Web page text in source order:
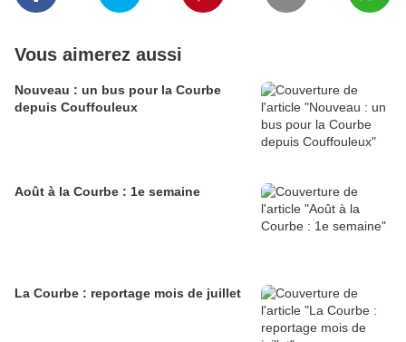
Vous aimerez aussi
Nouveau : un bus pour la Courbe
depuis Couffouleux
Août à la Courbe : 1e semaine
La Courbe : reportage mois de juillet